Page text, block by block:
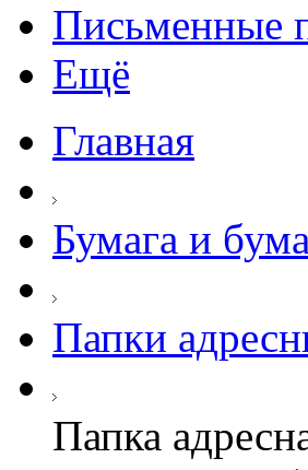
Письменные
Ещё
Главная
Бумага и
Папки
Папка